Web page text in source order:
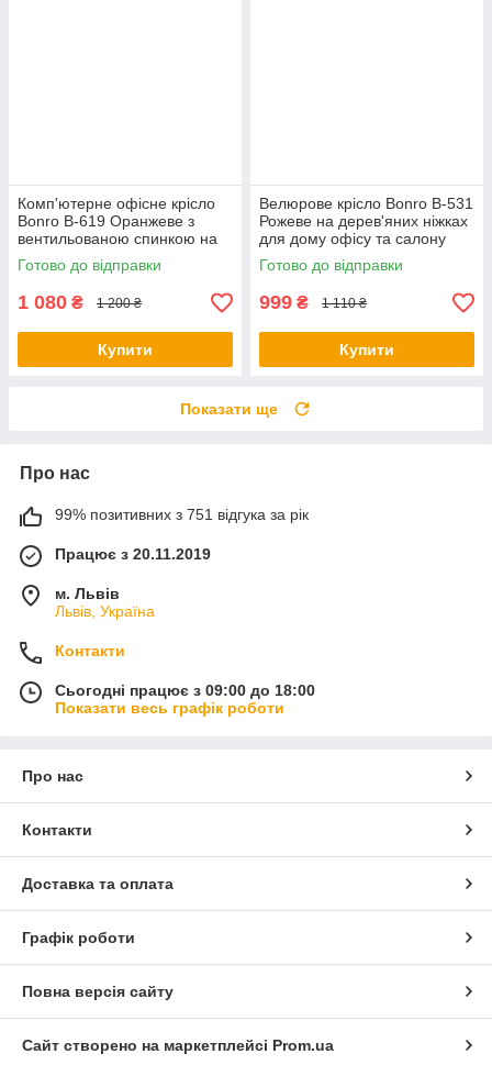
Комп'ютерне офісне крісло
Bonro В-619 Оранжеве з
вентильованою спинкою на
гумових колесах (для
школярів та дорослих)
Готово до відправки
1 080 ₴ 1 200 ₴
Купити
Велюрове крісло Bonro B-531
Рожеве на дерев'яних ніжках
для дому офісу та салону
краси
Готово до відправки
999 ₴ 1 110 ₴
Купити
Показати ще
Про нас
99% позитивних з 751 відгука за рік
Працює з 20.11.2019
м. Львів
Львів, Україна
Контакти
Сьогодні працює з 09:00 до 18:00
Показати весь графік роботи
Про нас
Контакти
Доставка та оплата
Графік роботи
Повна версія сайту
Сайт створено на маркетплейсі Prom.ua